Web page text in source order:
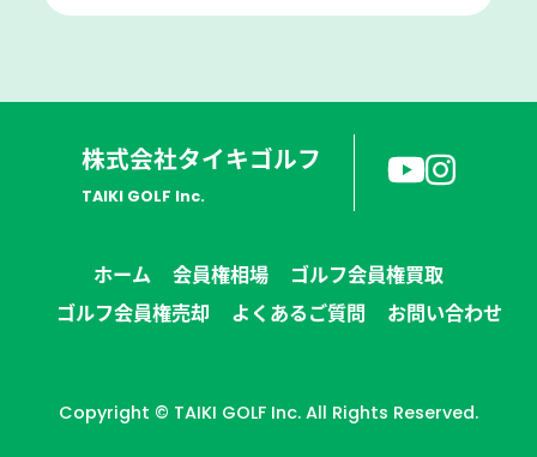
株式会社タイキゴルフ
TAIKI GOLF Inc.
ホーム 会員権相場
ゴルフ会員権買取
ゴルフ会員権売却
よくあるご質問 お問い合わせ
Copyright © TAIKI GOLF Inc. All Rights Reserved.